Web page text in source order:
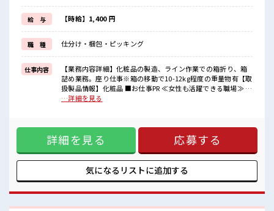
≪機能的な制服アリ≫
制服があるので、
毎日の服装の悩み解消♪
≪未経験の方も大カンゲイ≫
新しいことにチャレンジするのは不安だけど、
しっかり働く環境が整っています！
イチからスキルUP・ステップUP目指していきましょう！
■職場の雰囲気
女性が多い職場ですが男女は問いません！
オンオフの切替もできちゃう！
ロッカーあり！
安心してお仕事に集中♪
給 与 【時給】1,400 円
職 種 仕分け・梱包・ピッキング
仕事内容
【業務内容詳細】化粧品の製造、ライン作業での箱折り、箱
詰め業務。座り仕事※箱の移動で10-12kg程度の重量物有【取
扱製品情報】化粧品 ■お仕事PR ≪女性も活躍できる職場≫ も
ちろん男性の応募も歓迎です！ ≪プライベートが充実する≫
ート満喫！ ≪機能的な制服アリ≫ 制服があるので、 毎日の服
装の悩み解消♪ ≪未経験の方も大カンゲイ≫ 新しいことにチ
ャレンジするのは不安だけど、 しっかり働く環境が整ってい
ます！ イチからスキルUP・ステップUP目指していきましょ
ん！ 応募お待ちしております！ しっかり休める休憩室あり！
事に集中♪
…詳細を見る
詳細を見る 応募する
気になるリストに追加する